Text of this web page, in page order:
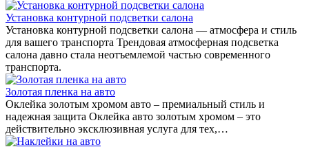
Установка контурной подсветки салона
Установка контурной подсветки салона — атмосфера и стиль
для вашего транспорта Трендовая атмосферная подсветка
салона давно стала неотъемлемой частью современного
транспорта.
Золотая пленка на авто
Оклейка золотым хромом авто – премиальный стиль и
надежная защита Оклейка авто золотым хромом – это
действительно эксклюзивная услуга для тех,…